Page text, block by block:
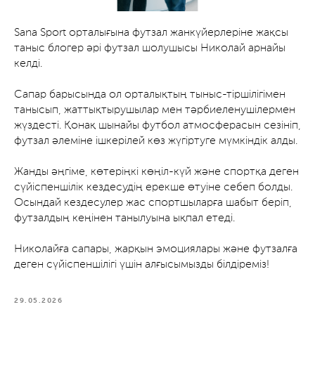
Sana Sport орталығына футзал жанкүйерлеріне жақсы
таныс блогер әрі футзал шолушысы Николай арнайы
келді.
Сапар барысында ол орталықтың тыныс-тіршілігімен
танысып, жаттықтырушылар мен тәрбиеленушілермен
жүздесті. Қонақ шынайы футбол атмосферасын сезініп,
футзал әлеміне ішкерілей көз жүгіртуге мүмкіндік алды.
Жанды әңгіме, көтеріңкі көңіл-күй және спортқа деген
сүйіспеншілік кездесудің ерекше өтуіне себеп болды.
Осындай кездесулер жас спортшыларға шабыт беріп,
футзалдың кеңінен танылуына ықпал етеді.
Николайға сапары, жарқын эмоциялары және футзалға
деген сүйіспеншілігі үшін алғысымызды білдіреміз!
29.05.2026